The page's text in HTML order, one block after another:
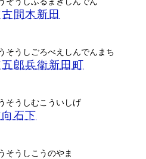
間木新田
そうしごろべえしんでんまち
郎兵衛新田町
そうしむこういしげ
石下
そうしこうのやま